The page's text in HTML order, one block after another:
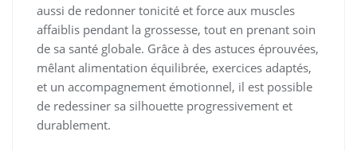
aussi de redonner tonicité et force aux muscles
affaiblis pendant la grossesse, tout en prenant soin
de sa santé globale. Grâce à des astuces éprouvées,
mêlant alimentation équilibrée, exercices adaptés,
et un accompagnement émotionnel, il est possible
de redessiner sa silhouette progressivement et
durablement.